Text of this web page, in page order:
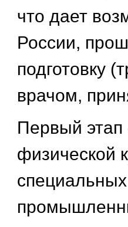
что дает
России,
подготовку
врачом,
Первый этап
физической